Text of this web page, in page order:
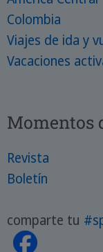
Colombia
Viajes de ida y
Vacaciones
Momentos
Revista
Boletín
comparte tu